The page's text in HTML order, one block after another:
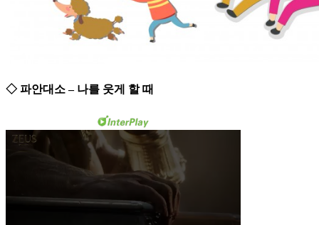
◇ 파안대소 – 나를 웃게 할 때